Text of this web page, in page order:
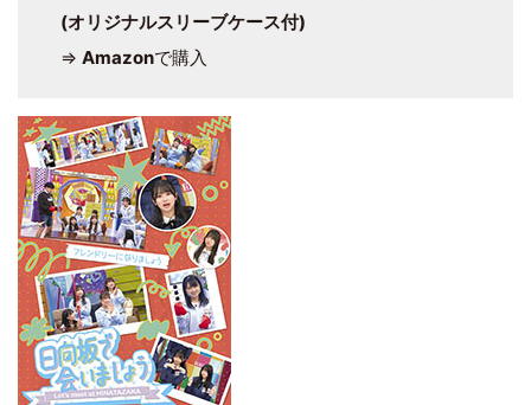
(オリジナルスリーブケース付)
⇒ Amazonで購入